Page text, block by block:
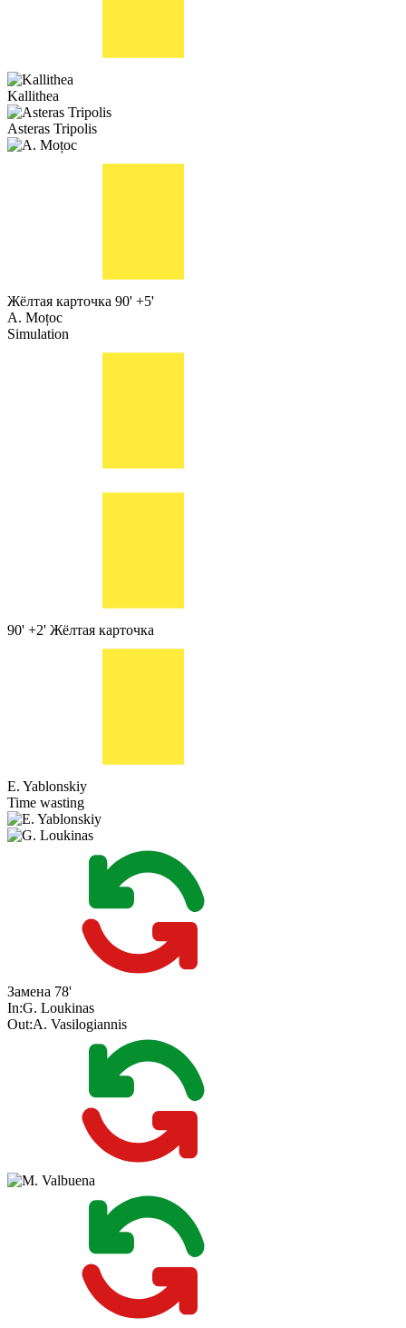
Kallithea
Asteras Tripolis
Жёлтая карточка 90' +5'
A. Moțoc
Simulation
90' +2' Жёлтая карточка
E. Yablonskiy
Time wasting
Замена 78'
In:G. Loukinas
Out:A. Vasilogiannis